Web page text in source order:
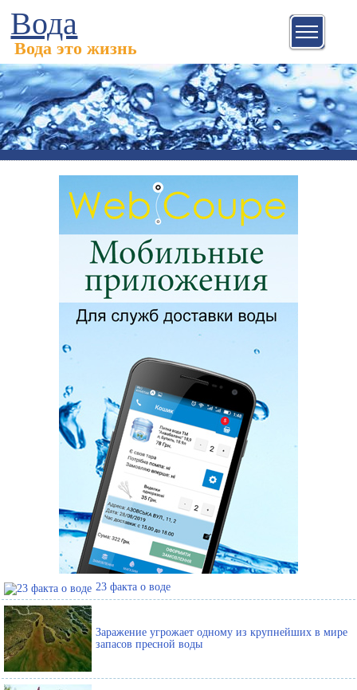
Вода
Вода это жизнь
23 факта о воде
Заражение угрожает одному из крупнейших в мире
запасов пресной воды